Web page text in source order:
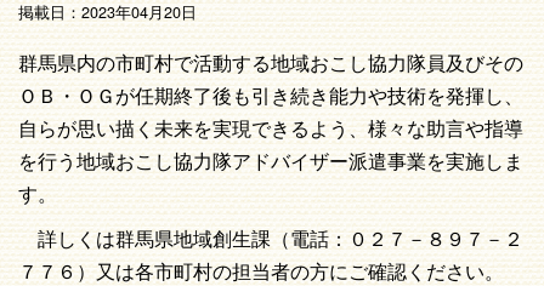
掲載日：2023年04月20日
群馬県内の市町村で活動する地域おこし協力隊員及びその
ＯＢ・ＯＧが任期終了後も引き続き能力や技術を発揮し、
自らが思い描く未来を実現できるよう、様々な助言や指導
を行う地域おこし協力隊アドバイザー派遣事業を実施しま
す。
詳しくは群馬県地域創生課（電話：０２７－８９７－２
７７６）又は各市町村の担当者の方にご確認ください。